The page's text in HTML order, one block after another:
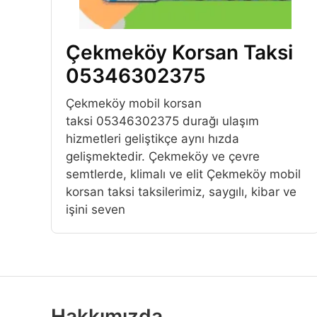
Çekmeköy Korsan Taksi
05346302375
Çekmeköy mobil korsan
taksi 05346302375 durağı ulaşım
hizmetleri geliştikçe aynı hızda
gelişmektedir. Çekmeköy ve çevre
semtlerde, klimalı ve elit Çekmeköy mobil
korsan taksi taksilerimiz, saygılı, kibar ve
işini seven